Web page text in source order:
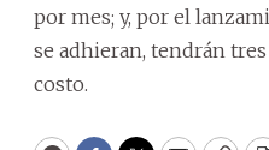
por mes; y, por el
se adhieran, tendrán
costo.